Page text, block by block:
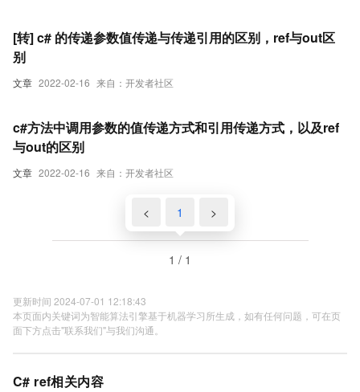
文章 2022-02-16 来自：开发者社区
[转] c# 的传递参数值传递与传递引用的区别，ref与out区
别
文章 2022-02-16 来自：开发者社区
c#方法中调用参数的值传递方式和引用传递方式，以及ref
与out的区别
< 1 >
1 / 1
更新时间 2024-07-01 12:18:43
本页面内关键词为智能算法引擎基于机器学习所生成，如有任何问题，可在页
面下方点击"联系我们"与我们沟通。
C# ref相关内容